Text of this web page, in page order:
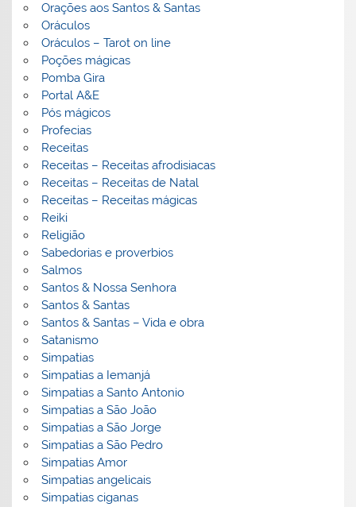
Orações aos Santos & Santas
Oráculos
Oráculos – Tarot on line
Poções mágicas
Pomba Gira
Portal A&E
Pós mágicos
Profecias
Receitas
Receitas – Receitas afrodisiacas
Receitas – Receitas de Natal
Receitas – Receitas mágicas
Reiki
Religião
Sabedorias e proverbios
Salmos
Santos & Nossa Senhora
Santos & Santas
Santos & Santas – Vida e obra
Satanismo
Simpatias
Simpatias a Iemanjá
Simpatias a Santo Antonio
Simpatias a São João
Simpatias a São Jorge
Simpatias a São Pedro
Simpatias Amor
Simpatias angelicais
Simpatias ciganas